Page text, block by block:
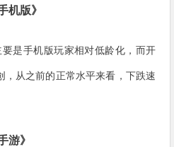
机版》
是手机版玩家相对低龄化，而开
，从之前的正常水平来看，下跌速
游》